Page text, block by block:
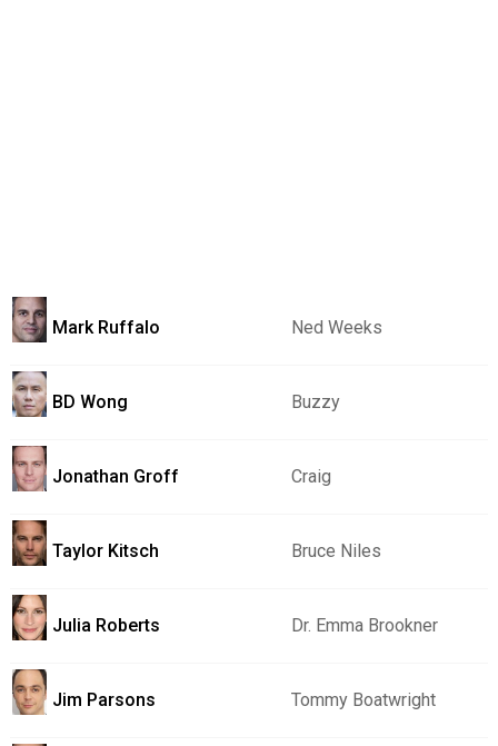
Mark Ruffalo Ned Weeks
BD Wong Buzzy
Jonathan Groff Craig
Taylor Kitsch Bruce Niles
Julia Roberts Dr. Emma Brookner
Jim Parsons Tommy Boatwright